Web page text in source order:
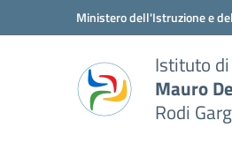
Vai ai contenuti
Vai al menu di navigazione
Ministero dell'Istruzione e
Istituto
Mauro
Rodi